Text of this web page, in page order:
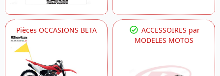
Pièces OCCASIONS BETA
ACCESSOIRES par
MODELES MOTOS